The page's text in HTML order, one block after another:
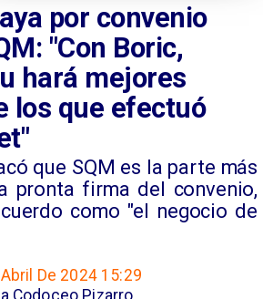
por convenio
"Con Boric,
hará mejores
los que efectuó
que SQM es la parte más
pronta firma del convenio,
como "el negocio de
De 2024 15:29
Codoceo Pizarro